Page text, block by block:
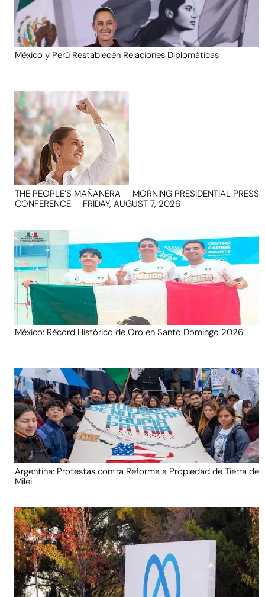
México y Perú Restablecen Relaciones Diplomáticas
THE PEOPLE’S MAÑANERA — MORNING PRESIDENTIAL PRESS
CONFERENCE — FRIDAY, AUGUST 7, 2026
México: Récord Histórico de Oro en Santo Domingo 2026
Argentina: Protestas contra Reforma a Propiedad de Tierra de
Milei